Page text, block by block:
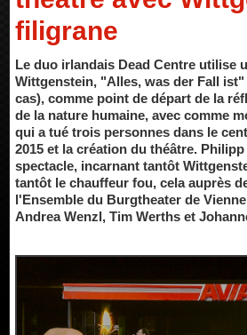
filigrane
Le duo irlandais Dead Centre utilise
Wittgenstein, "Alles, was der Fall ist"
cas), comme point de départ de la
de la nature humaine, avec comme
qui a tué trois personnes dans le
2015 et la création du théâtre.
spectacle, incarnant tantôt
tantôt le chauffeur fou, cela auprès
l'Ensemble du Burgtheater de
Andrea Wenzl, Tim Werths et